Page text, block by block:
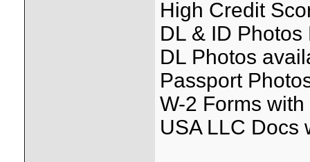
High Credit
DL & ID
DL Photos
Passport
W-2 Forms
USA LLC Docs